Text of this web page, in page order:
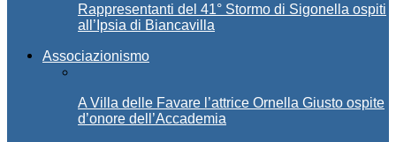
Rappresentanti del 41° Stormo di Sigonella ospiti
all’Ipsia di Biancavilla
Associazionismo
A Villa delle Favare l’attrice Ornella Giusto ospite
d’onore dell’Accademia